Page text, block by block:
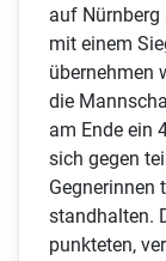
auf
mit einem
übernehmen
die
am Ende ein
sich gegen
Gegnerinnen
standhalten.
punkteten,